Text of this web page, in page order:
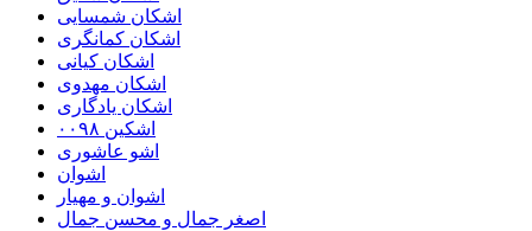
اشکان شمسایی
اشکان‌ کمانگری
اشکان کیانی
اشکان مهدوی
اشکان یادگاری
اشکین ۰۰۹۸
اشو عاشوری
اشوان
اشوان و مهیار
اصغر جمال و محسن جمال